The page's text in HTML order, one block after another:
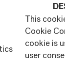
This
Cookie
cookie is
user